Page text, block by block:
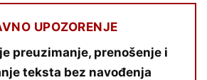
UPOZORENJE
preuzimanje, prenošenje i
teksta bez navođenja